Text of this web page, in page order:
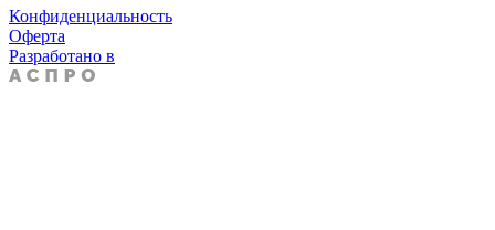
Конфиденциальность
Оферта
Разработано в